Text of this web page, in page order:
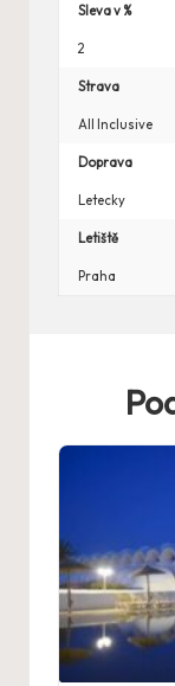
Sleva v %
2
Strava
All Inclusive
Doprava
Letecky
Letiště
Praha